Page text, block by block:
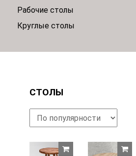
Рабочие столы
Круглые столы
СТОЛЫ